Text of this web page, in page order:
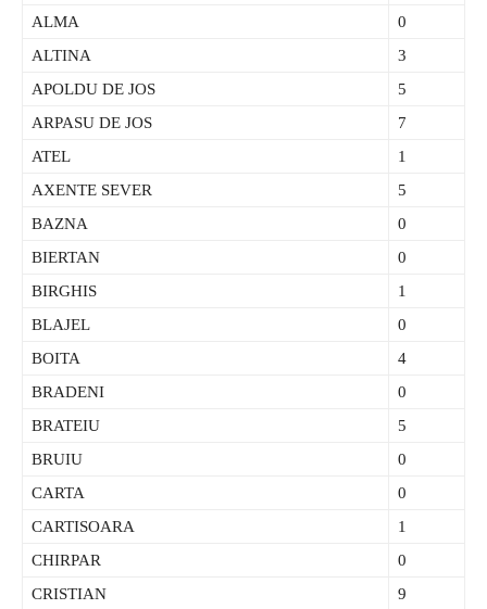
ALMA
0
ALTINA
3
APOLDU DE JOS
5
ARPASU DE JOS
7
ATEL
1
AXENTE SEVER
5
BAZNA
0
BIERTAN
0
BIRGHIS
1
BLAJEL
0
BOITA
4
BRADENI
0
BRATEIU
5
BRUIU
0
CARTA
0
CARTISOARA
1
CHIRPAR
0
CRISTIAN
9